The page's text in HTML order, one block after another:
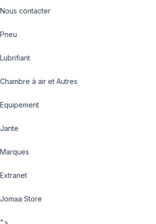
Nous contacter
Pneu
Lubrifiant
Chambre à air et Autres
Equipement
Jante
Marques
Extranet
Jomaa Store
">